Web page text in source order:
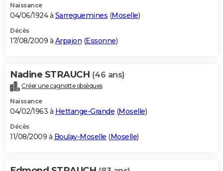
Naissance
04/06/1924 à Sarreguemines (Moselle)
Décès
17/08/2009 à Arpajon (Essonne)
Nadine STRAUCH (46 ans)
Créer une cagnotte obsèques
Naissance
04/02/1963 à Hettange-Grande (Moselle)
Décès
11/08/2009 à Boulay-Moselle (Moselle)